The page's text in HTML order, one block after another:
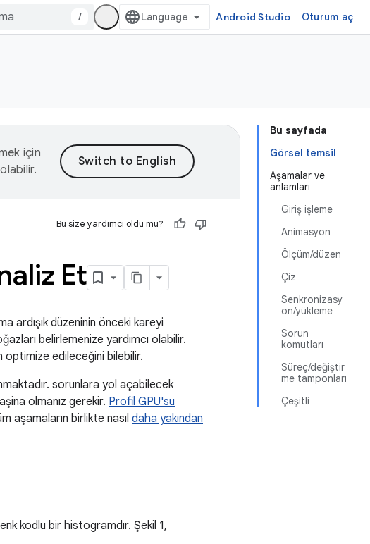
/ Android Studio Oturum aç
Bu sayfada
Görsel temsil
Aşamalar ve
anlamları
Giriş işleme
Animasyon
Ölçüm/düzen
Çiz
Senkronizasy
on/yükleme
Sorun
komutları
Süreç/değiştir
me tamponları
Çeşitli
için
Bu size yardımcı oldu mu?
Et
ardışık düzeninin önceki kareyi
belirlemenize yardımcı olabilir.
optimize edileceğini bilebilir.
sorunlara yol açabilecek
olmanız gerekir. Profil GPU'su
aşamaların birlikte nasıl daha yakından
kodlu bir histogramdır. Şekil 1,